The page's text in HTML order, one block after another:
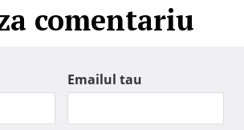
comentariu
Emailul tau